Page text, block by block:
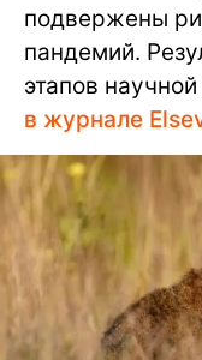
подвержены
пандемий.
этапов
в журнале